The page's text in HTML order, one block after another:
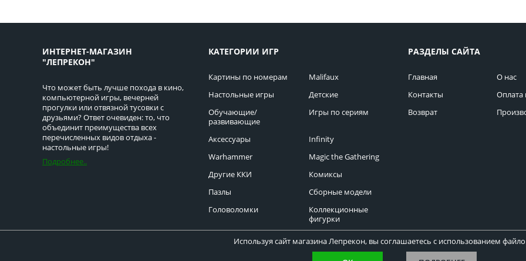
ИНТЕРНЕТ-МАГАЗИН
"ЛЕПРЕКОН"
Что может быть лучше похода в кино,
компьютерной игры, вечерней
прогулки или отвязной тусовки с
друзьями? Ответ очевиден: то, что
объединит преимущества всех
перечисленных видов отдыха -
настольные игры!
Подробнее..
КАТЕГОРИИ ИГР
Картины по номерам
Malifaux
Настольные игры
Детские
Обучающие/
развивающие
Игры по сериям
Аксессуары
Infinity
Warhammer
Magic the Gathering
Другие ККИ
Комиксы
Пазлы
Сборные модели
Головоломки
Коллекционные
фигурки
РАЗДЕЛЫ САЙТА
Главная
О нас
Контакты
Оплата
Возврат
Используя сайт магазина Лепрекон, вы соглашаетесь с использованием